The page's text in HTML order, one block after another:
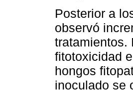
Posterior a
observó
tratamientos.
fitotoxicidad
hongos
inoculado se